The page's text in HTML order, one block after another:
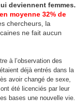
deviennent femmes.
moyenne 32% de
chercheurs, la
ne fait aucun
à l’observation des
déjà entrés dans la
avoir changé de sexe,
été licenciés par leur
bases une nouvelle vie.